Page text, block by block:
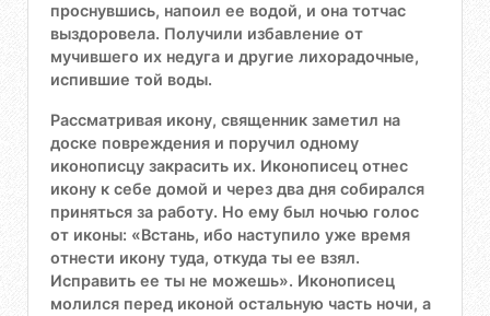
проснувшись, напоил ее водой, и она тотчас
выздоровела. Получили избавление от
мучившего их недуга и другие лихорадочные,
испившие той воды.
Рассматривая икону, священник заметил на
доске повреждения и поручил одному
иконописцу закрасить их. Иконописец отнес
икону к себе домой и через два дня собирался
приняться за работу. Но ему был ночью голос
от иконы: «Встань, ибо наступило уже время
отнести икону туда, откуда ты ее взял.
Исправить ее ты не можешь». Иконописец
молился перед иконой остальную часть ночи, а